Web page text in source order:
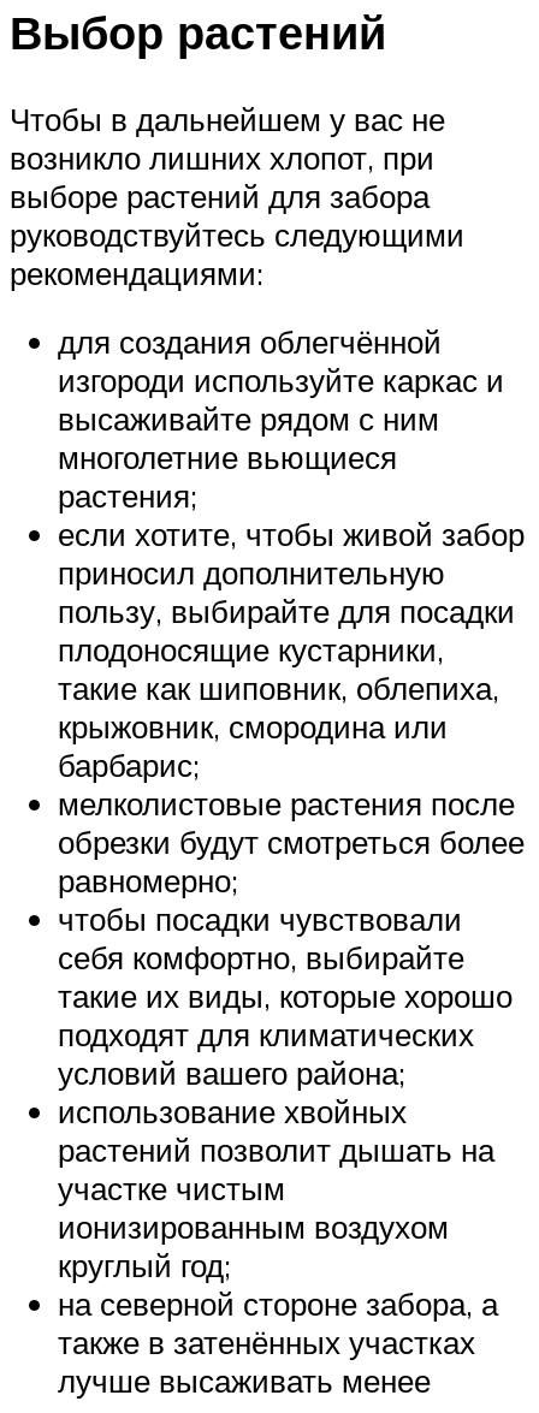
Выбор растений
Чтобы в дальнейшем у вас не
возникло лишних хлопот, при
выборе растений для забора
руководствуйтесь следующими
рекомендациями:
для создания облегчённой
изгороди используйте каркас и
высаживайте рядом с ним
многолетние вьющиеся
растения;
если хотите, чтобы живой забор
приносил дополнительную
пользу, выбирайте для посадки
плодоносящие кустарники,
такие как шиповник, облепиха,
крыжовник, смородина или
барбарис;
мелколистовые растения после
обрезки будут смотреться более
равномерно;
чтобы посадки чувствовали
себя комфортно, выбирайте
такие их виды, которые хорошо
подходят для климатических
условий вашего района;
использование хвойных
растений позволит дышать на
участке чистым
ионизированным воздухом
круглый год;
на северной стороне забора, а
также в затенённых участках
лучше высаживать менее